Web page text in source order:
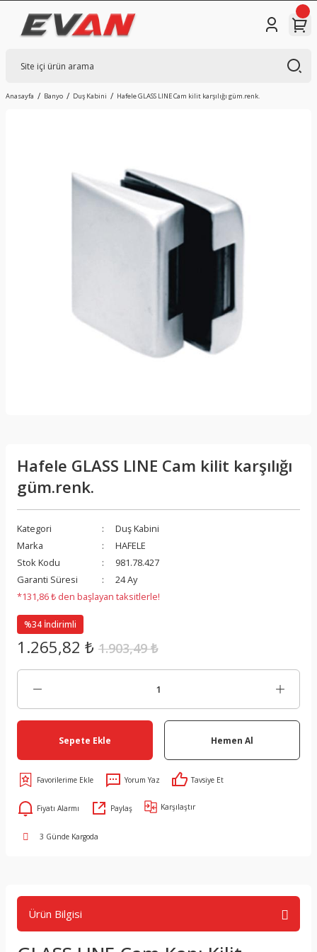
Anasayfa Banyo Duş Kabini Hafele GLASS LINE Cam kilit karşılığı güm.renk.
Hafele GLASS LINE Cam kilit karşılığı
güm.renk.
Kategori
Duş Kabini
Marka
HAFELE
Stok Kodu
981.78.427
Garanti Süresi
24 Ay
*131,86 ₺ den başlayan taksitlerle!
%34 İndirimli
1.265,82 ₺ 1.903,49 ₺
Sepete Ekle Hemen Al
Yorum Yaz Tavsiye Et
Fiyatı Alarmı Paylaş Karşılaştır
3 Günde Kargoda
Ürün Bilgisi